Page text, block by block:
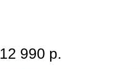
12 990 р.